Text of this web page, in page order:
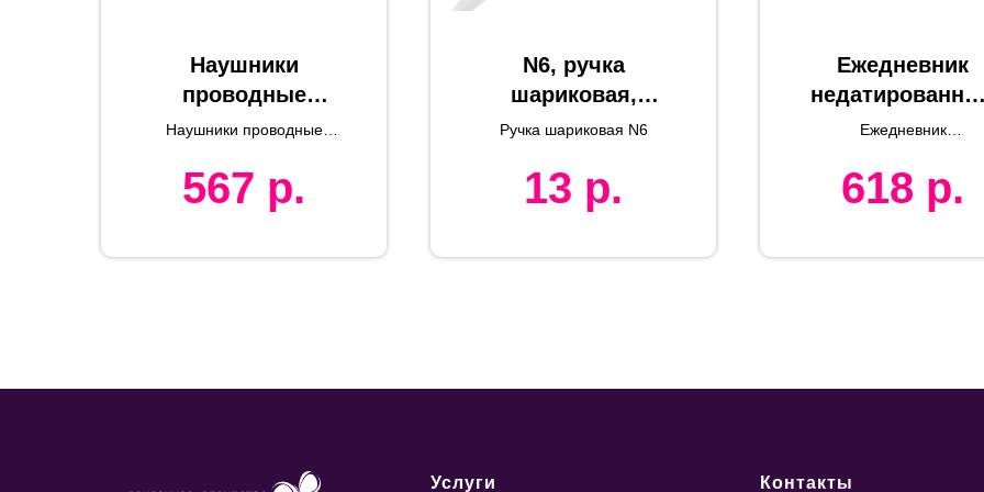
Наушники
проводные
MARKIZ с
флис
Наушники проводные
флис
567 р.
N6, ручка
шариковая,
белый, пластик
Ручка шариковая N6
13 р.
Ежедневник
недатированный
Campbell, А5,
блок
Ежедневник
формат А5, в линейку
618 р.
Услуги Контакты